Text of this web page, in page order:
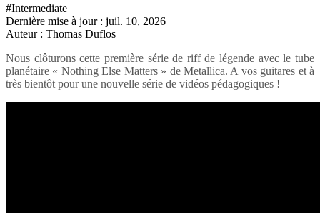
#Intermediate
Dernière mise à jour : juil. 10, 2026
Auteur : Thomas Duflos
Nous clôturons cette première série de riff de légende avec le tube
planétaire « Nothing Else Matters » de Metallica. A vos guitares et à
très bientôt pour une nouvelle série de vidéos pédagogiques !